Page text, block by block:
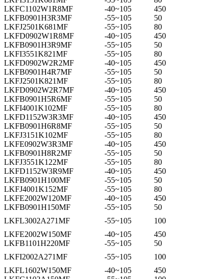
LKFC1102W1R8MF
-40~105
450
LKFB0901H3R3MF
-55~105
50
LKFJ2501K681MF
-55~105
80
LKFD0902W1R8MF
-40~105
450
LKFB0901H3R9MF
-55~105
50
LKFI3551K821MF
-55~105
80
LKFD0902W2R2MF
-40~105
450
LKFB0901H4R7MF
-55~105
50
LKFJ2501K821MF
-55~105
80
LKFD0902W2R7MF
-40~105
450
LKFB0901H5R6MF
-55~105
50
LKFI4001K102MF
-55~105
80
LKFD1152W3R3MF
-40~105
450
LKFB0901H6R8MF
-55~105
50
LKFJ3151K102MF
-55~105
80
LKFE0902W3R3MF
-40~105
450
LKFB0901H8R2MF
-55~105
50
LKFJ3551K122MF
-55~105
80
LKFD1152W3R9MF
-40~105
450
LKFB0901H100MF
-55~105
50
LKFJ4001K152MF
-55~105
80
LKFE2002W120MF
-40~105
450
LKFB0901H150MF
-55~105
50
LKFL3002A271MF
-55~105
100
LKFE2002W150MF
-40~105
450
LKFB1101H220MF
-55~105
50
LKFI2002A271MF
-55~105
100
LKFL1602W150MF
-40~105
450